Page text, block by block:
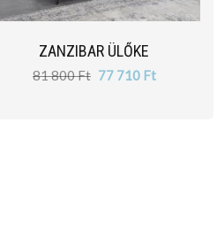
ZANZIBAR ÜLŐKE
81 800 Ft 77 710 Ft